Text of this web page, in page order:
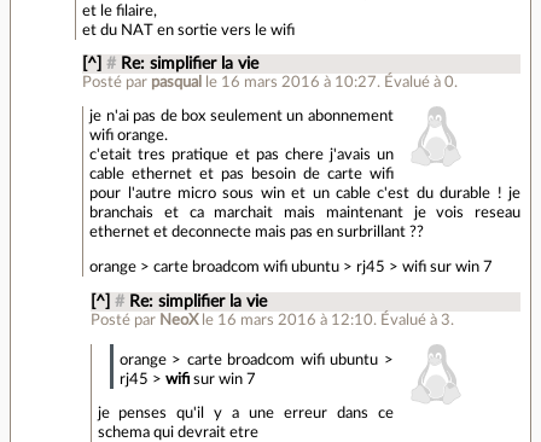
et le filaire,
et du NAT en sortie vers le wifi
[^] # Re: simplifier la vie
Posté par pasqual le 16 mars 2016 à 10:27. Évalué à0.
je n'ai pas de box seulement un abonnement
wifi orange.
c'etait tres pratique et pas chere j'avais un
cable ethernet et pas besoin de carte wifi
pour l'autre micro sous win et un cable c'est du durable ! je
branchais et ca marchait mais maintenant je vois reseau
ethernet et deconnecte mais pas en surbrillant ??
orange > carte broadcom wifi ubuntu > rj45 > wifi sur win 7
[^] # Re: simplifier la vie
Posté par NeoX le 16 mars 2016 à 12:10. Évalué à 3.
orange > carte broadcom wifi ubuntu >
rj45 > wifisur win 7
je penses qu'il y a une erreur dans ce
schema qui devrait etre